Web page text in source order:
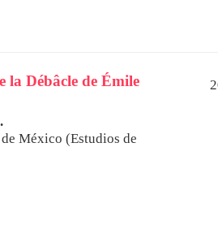
la Débâcle de Émile
México (Estudios de